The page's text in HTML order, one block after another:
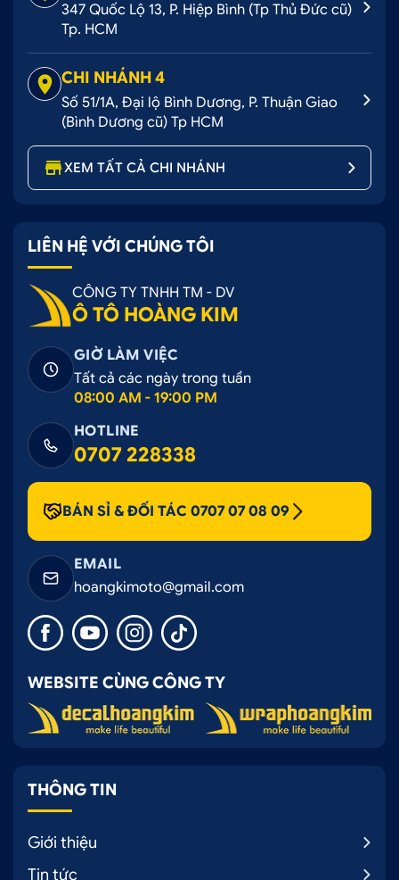
347 Quốc Lộ 13, P. Hiệp Bình (Tp Thủ Đức cũ)
Tp. HCM
CHI NHÁNH 4
Số 51/1A, Đại lộ Bình Dương, P. Thuận Giao
(Bình Dương cũ) Tp HCM
XEM TẤT CẢ CHI NHÁNH
LIÊN HỆ VỚI CHÚNG TÔI
CÔNG TY TNHH TM - DV
Ô TÔ HOÀNG KIM
GIỜ LÀM VIỆC
Tất cả các ngày trong tuần
08:00 AM - 19:00 PM
HOTLINE
0707 228338
BÁN SỈ & ĐỐI TÁC 0707 07 08 09
EMAIL
hoangkimoto@gmail.com
WEBSITE CÙNG CÔNG TY
THÔNG TIN
Giới thiệu
Tin tức